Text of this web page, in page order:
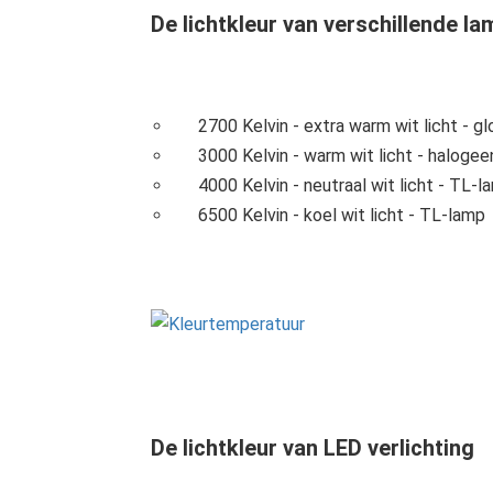
De lichtkleur van verschillende
2700 Kelvin - extra warm wit licht -
3000 Kelvin - warm wit licht -
4000 Kelvin - neutraal wit licht - TL-
6500 Kelvin - koel wit licht - TL-lamp
De lichtkleur van LED verlichting